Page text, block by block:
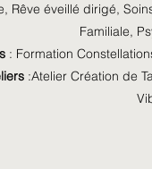
Rêve éveillé dirigé,
Familiale,
: Formation
:Atelier Création de